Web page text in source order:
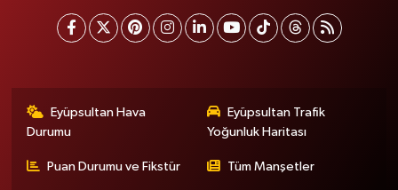
Eyüpsultan Hava
Durumu
Eyüpsultan Trafik
Yoğunluk Haritası
Puan Durumu ve Fikstür Tüm Manşetler